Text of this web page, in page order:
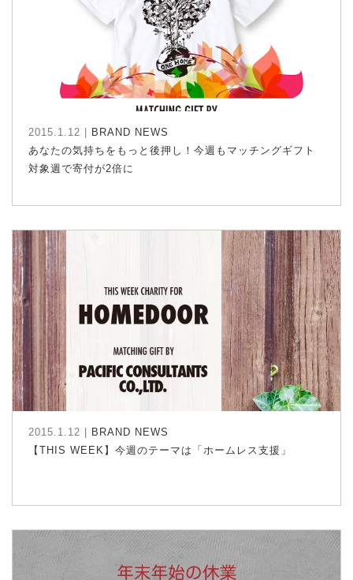
2015.1.12 |
BRAND NEWS
あなたの気持ちをもっと後押し！今週もマッチングギフト
対象週で寄付が2倍に
2015.1.12 |
BRAND NEWS
【THIS WEEK】今週のテーマは「ホームレス支援」